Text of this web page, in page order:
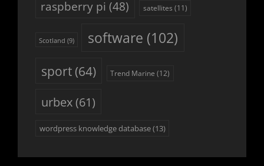
raspberry pi (48) satellites (11)
Scotland (9) software (102)
sport(64) Trend Marine (12)
urbex(61)
wordpress knowledge database(13)